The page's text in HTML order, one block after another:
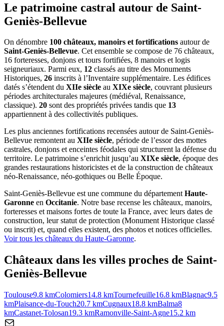
Le patrimoine castral autour de Saint-
Geniès-Bellevue
On dénombre 100 châteaux, manoirs et fortifications autour de
Saint-Geniès-Bellevue. Cet ensemble se compose de 76 châteaux,
16 forteresses, donjons et tours fortifiées, 8 manoirs et logis
seigneuriaux. Parmi eux, 12 classés au titre des Monuments
Historiques, 26 inscrits à l’Inventaire supplémentaire. Les édifices
datés s’étendent du XIIe siècle au XIXe siècle, couvrant plusieurs
périodes architecturales majeures (médiéval, Renaissance,
classique). 20 sont des propriétés privées tandis que 13
appartiennent à des collectivités publiques.
Les plus anciennes fortifications recensées autour de Saint-Geniès-
Bellevue remontent au XIIe siècle, période de l’essor des mottes
castrales, donjons et enceintes féodales qui structurent la défense du
territoire. Le patrimoine s’enrichit jusqu’au XIXe siècle, époque des
grandes restaurations historicistes et de la construction de châteaux
néo-Renaissance, néo-gothiques ou Belle Époque.
Saint-Geniès-Bellevue est une commune du départementHaute-
Garonne en Occitanie. Notre base recense les châteaux, manoirs,
forteresses et maisons fortes de toute la France, avec leurs dates de
construction, leur statut de protection (Monument Historique classé
ou inscrit) et, quand elles existent, des photos et notices officielles.
Voir tous les châteaux du Haute-Garonne.
Châteaux dans les villes proches de Saint-
Geniès-Bellevue
Toulouse9.8 kmColomiers14.8 kmTournefeuille16.8 kmBlagnac9.5
kmPlaisance-du-Touch20.7 kmCugnaux18.8 kmBalma8
kmCastanet-Tolosan19.3 kmRamonville-Saint-Agne15.2 km